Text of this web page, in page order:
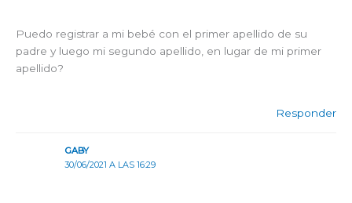
Puedo registrar a mi bebé con el primer apellido de su
padre y luego mi segundo apellido, en lugar de mi primer
apellido?
Responder
GABY
30/06/2021 A LAS 16:29